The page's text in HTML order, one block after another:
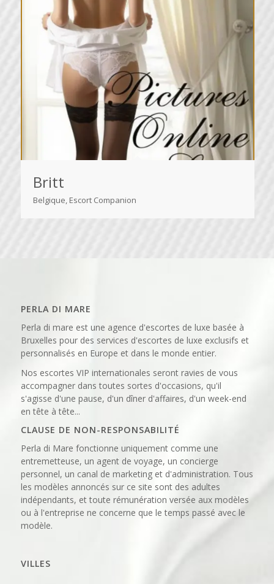
Britt
Belgique, Escort Companion
PERLA DI MARE
Perla di mare est une agence d'escortes de luxe basée à
Bruxelles pour des services d'escortes de luxe exclusifs et
personnalisés en Europe et dans le monde entier.
Nos escortes VIP internationales seront ravies de vous
accompagner dans toutes sortes d'occasions, qu'il
s'agisse d'une pause, d'un dîner d'affaires, d'un week-end
en tête à tête...
CLAUSE DE NON-RESPONSABILITÉ
Perla di Mare fonctionne uniquement comme une
entremetteuse, un agent de voyage, un concierge
personnel, un canal de marketing et d'administration. Tous
les modèles annoncés sur ce site sont des adultes
indépendants, et toute rémunération versée aux modèles
ou à l'entreprise ne concerne que le temps passé avec le
modèle.
VILLES